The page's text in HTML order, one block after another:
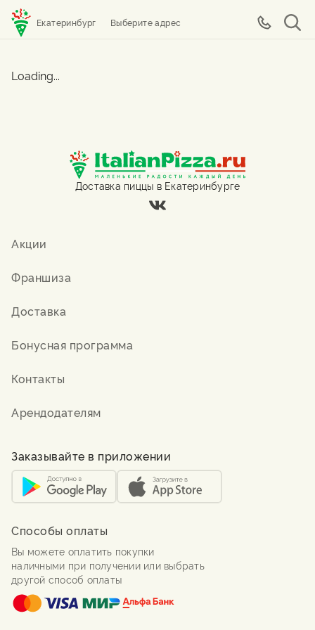
Екатеринбург Выберите адрес
Loading...
Доставка пиццы в Екатеринбурге
Акции
Франшиза
Доставка
Бонусная программа
Контакты
Арендодателям
Заказывайте в приложении
Способы оплаты
Вы можете оплатить покупки
наличными при получении или выбрать
другой способ оплаты